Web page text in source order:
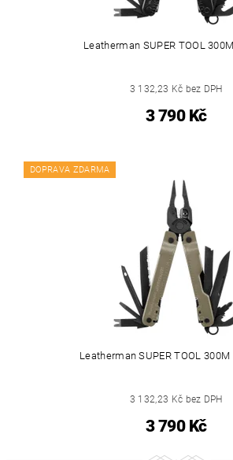
Leatherman SUPER TOOL
3 132,23 Kč bez DPH
3 790 Kč
DOPRAVA ZDARMA
Leatherman SUPER TOOL 300M
3 132,23 Kč bez DPH
3 790 Kč